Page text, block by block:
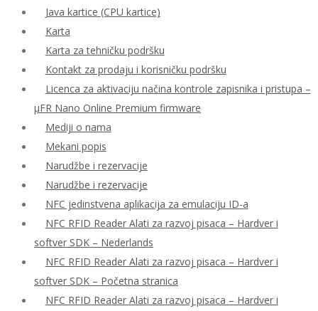
Java kartice (CPU kartice)
Karta
Karta za tehničku podršku
Kontakt za prodaju i korisničku podršku
Licenca za aktivaciju načina kontrole zapisnika i pristupa –
μFR Nano Online Premium firmware
Mediji o nama
Mekani popis
Narudžbe i rezervacije
Narudžbe i rezervacije
NFC jedinstvena aplikacija za emulaciju ID-a
NFC RFID Reader Alati za razvoj pisaca – Hardver i
softver SDK – Nederlands
NFC RFID Reader Alati za razvoj pisaca – Hardver i
softver SDK – Početna stranica
NFC RFID Reader Alati za razvoj pisaca – Hardver i